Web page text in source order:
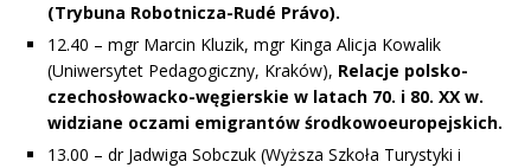
(Trybuna Robotnicza-Rudé Právo).
12.40 – mgr Marcin Kluzik, mgr Kinga Alicja Kowalik
(Uniwersytet Pedagogiczny, Kraków), Relacje polsko-
czechosłowacko-węgierskie w latach 70. i 80. XX w.
widziane oczami emigrantów środkowoeuropejskich.
13.00 – dr Jadwiga Sobczuk (Wyższa Szkoła Turystyki i